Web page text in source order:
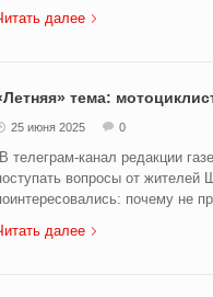
далее
тема:
25 июня 2025 0
В телеграм-канал редакции
вопросы от жителей
почему не
далее